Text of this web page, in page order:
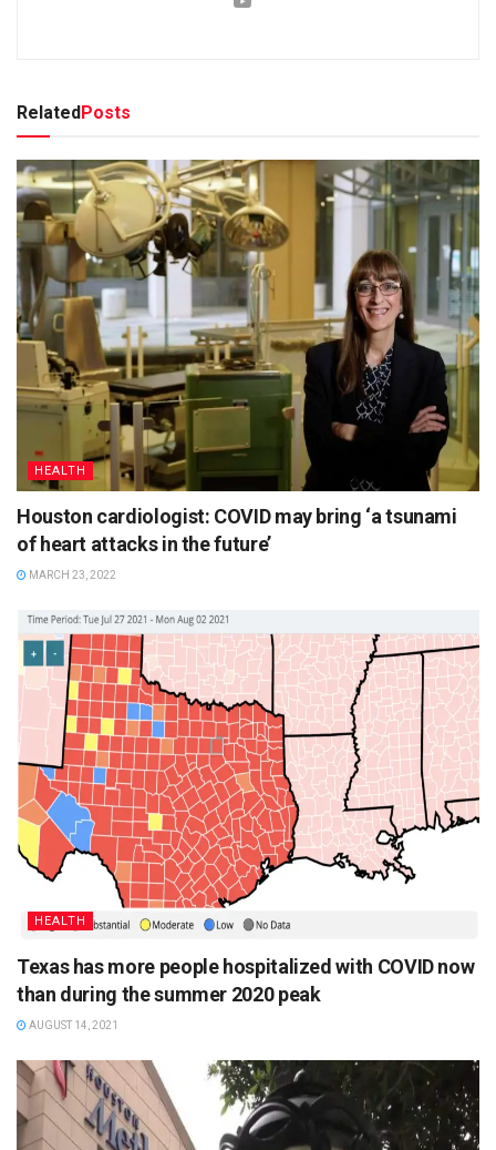
Related Posts
HEALTH
Houston cardiologist: COVID may bring ‘a tsunami
of heart attacks in the future’
MARCH 23, 2022
HEALTH
Texas has more people hospitalized with COVID now
than during the summer 2020 peak
AUGUST 14, 2021